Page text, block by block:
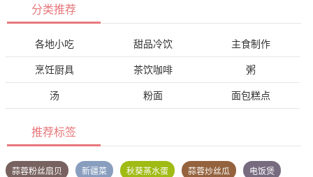
分类推荐
各地小吃 甜品冷饮 主食制作
烹饪厨具 茶饮咖啡 粥
汤 粉面 面包糕点
推荐标签
蒜蓉粉丝扇贝 新疆菜 秋葵蒸水蛋 蒜蓉炒丝瓜 电饭煲